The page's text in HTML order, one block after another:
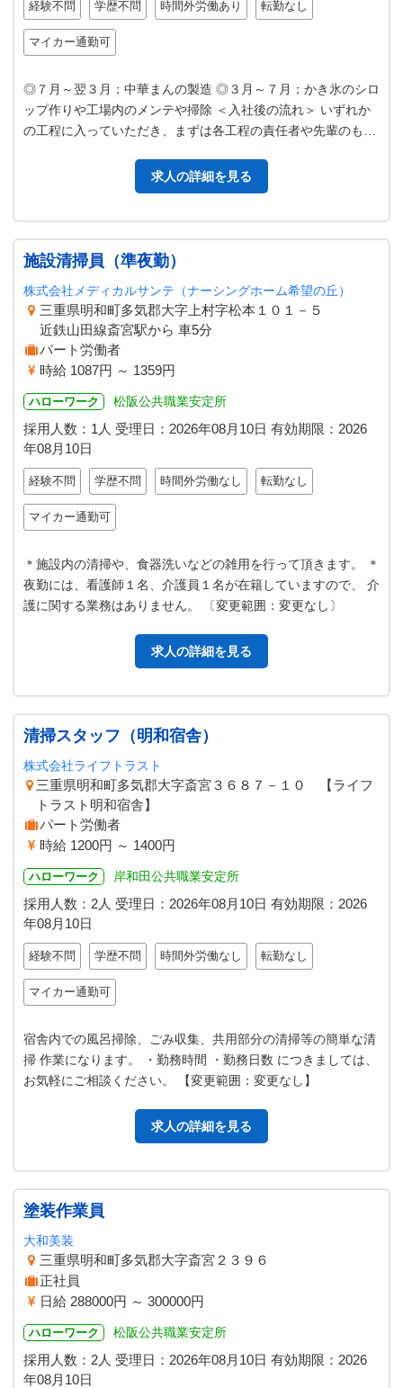
経験不問 学歴不問 時間外労働あり 転勤なし
マイカー通勤可
◎７月～翌３月：中華まんの製造 ◎３月～７月：かき氷のシロ
ップ作りや工場内のメンテや掃除 ＜入社後の流れ＞ いずれか
の工程に入っていただき、まずは各工程の責任者や先輩のもと
求人の詳細を見る
施設清掃員（準夜勤）
株式会社メディカルサンテ（ナーシングホーム希望の丘）
三重県明和町多気郡大字上村字松本１０１－５
近鉄山田線斎宮駅から 車5分
パート労働者
時給 1087円 ～ 1359円
ハローワーク 松阪公共職業安定所
採用人数：1人 受理日： 2026年08月10日 有効期限： 2026
年08月10日
経験不問 学歴不問 時間外労働なし 転勤なし
マイカー通勤可
＊施設内の清掃や、食器洗いなどの雑用を行って頂きます。 ＊
夜勤には、看護師１名、介護員１名が在籍していますので、 介
護に関する業務はありません。 〔変更範囲：変更なし〕
求人の詳細を見る
清掃スタッフ（明和宿舎）
株式会社ライフトラスト
三重県明和町多気郡大字斎宮３６８７－１０ 【ライフ
トラスト明和宿舎】
パート労働者
時給 1200円 ～ 1400円
ハローワーク 岸和田公共職業安定所
採用人数：2人 受理日： 2026年08月10日 有効期限： 2026
年08月10日
経験不問 学歴不問 時間外労働なし 転勤なし
マイカー通勤可
宿舎内での風呂掃除、ごみ収集、共用部分の清掃等の簡単な清
掃 作業になります。 ・勤務時間 ・勤務日数 につきましては、
お気軽にご相談ください。 【変更範囲：変更なし】
求人の詳細を見る
塗装作業員
大和美装
三重県明和町多気郡大字斎宮２３９６
正社員
日給 288000円 ～ 300000円
ハローワーク 松阪公共職業安定所
採用人数：2人 受理日： 2026年08月10日 有効期限： 2026
年08月10日